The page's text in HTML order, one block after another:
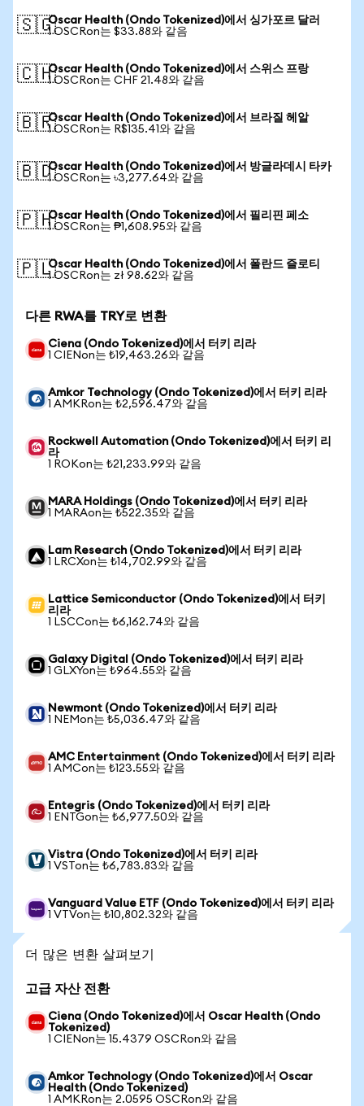
🇸🇬Oscar Health (Ondo Tokenized)에서 싱가포르 달러
1 OSCRon는 $33.88와 같음
🇨🇭Oscar Health (Ondo Tokenized)에서 스위스 프랑
1 OSCRon는 CHF 21.48와 같음
🇧🇷Oscar Health (Ondo Tokenized)에서 브라질 헤알
1 OSCRon는 R$135.41와 같음
🇧🇩Oscar Health (Ondo Tokenized)에서 방글라데시 타카
1 OSCRon는 ৳3,277.64와 같음
🇵🇭Oscar Health (Ondo Tokenized)에서 필리핀 페소
1 OSCRon는 ₱1,608.95와 같음
🇵🇱Oscar Health (Ondo Tokenized)에서 폴란드 즐로티
1 OSCRon는 zł 98.62와 같음
다른 RWA를 TRY로 변환
Ciena (Ondo Tokenized)에서 터키 리라
1 CIENon는 ₺19,463.26와 같음
Amkor Technology (Ondo Tokenized)에서 터키 리라
1 AMKRon는 ₺2,596.47와 같음
Rockwell Automation (Ondo Tokenized)에서 터키 리
라
1 ROKon는 ₺21,233.99와 같음
MARA Holdings (Ondo Tokenized)에서 터키 리라
1 MARAon는 ₺522.35와 같음
Lam Research (Ondo Tokenized)에서 터키 리라
1 LRCXon는 ₺14,702.99와 같음
Lattice Semiconductor (Ondo Tokenized)에서 터키
리라
1 LSCCon는 ₺6,162.74와 같음
Galaxy Digital (Ondo Tokenized)에서 터키 리라
1 GLXYon는 ₺964.55와 같음
Newmont (Ondo Tokenized)에서 터키 리라
1 NEMon는 ₺5,036.47와 같음
AMC Entertainment (Ondo Tokenized)에서 터키 리라
1 AMCon는 ₺123.55와 같음
Entegris (Ondo Tokenized)에서 터키 리라
1 ENTGon는 ₺6,977.50와 같음
Vistra (Ondo Tokenized)에서 터키 리라
1 VSTon는 ₺6,783.83와 같음
Vanguard Value ETF (Ondo Tokenized)에서 터키 리라
1 VTVon는 ₺10,802.32와 같음
더 많은 변환 살펴보기
고급 자산 전환
Ciena (Ondo Tokenized)에서 Oscar Health (Ondo
Tokenized)
1 CIENon는 15.4379 OSCRon와 같음
Amkor Technology (Ondo Tokenized)에서 Oscar
Health (Ondo Tokenized)
1 AMKRon는 2.0595 OSCRon와 같음